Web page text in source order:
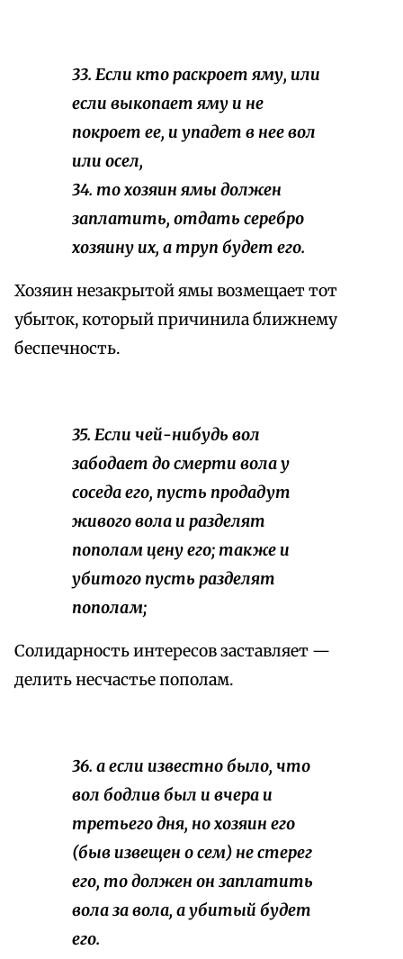
33. Если кто раскроет яму, или
если выкопает яму и не
покроет ее, и упадет в нее вол
или осел,
34. то хозяин ямы должен
заплатить, отдать серебро
хозяину их, а труп будет его.
Хозяин незакрытой ямы возмещает тот
убыток, который причинила ближнему
беспечность.
35. Если чей-нибудь вол
забодает до смерти вола у
соседа его, пусть продадут
живого вола и разделят
пополам цену его; также и
убитого пусть разделят
пополам;
Солидарность интересов заставляет —
делить несчастье пополам.
36. а если известно было, что
вол бодлив был и вчера и
третьего дня, но хозяин его
(быв извещен о сем) не стерег
его, то должен он заплатить
вола за вола, а убитый будет
его.